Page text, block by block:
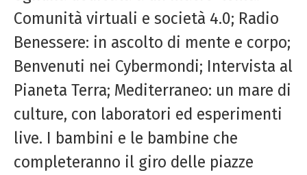
Comunità virtuali e società 4.0; Radio
Benessere: in ascolto di mente e corpo;
Benvenuti nei Cybermondi; Intervista al
Pianeta Terra; Mediterraneo: un mare di
culture, con laboratori ed esperimenti
live. I bambini e le bambine che
completeranno il giro delle piazze